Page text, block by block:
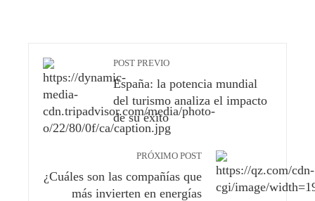
POST PREVIO
España: la potencia mundial
del turismo analiza el impacto
de su éxito
PRÓXIMO POST
¿Cuáles son las compañías que
más invierten en energías